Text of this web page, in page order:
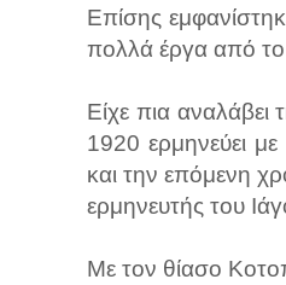
Επίσης
πολλά έργα από το
Είχε πια αναλάβει
1920 ερμηνεύει
και την επόμενη
ερμηνευτής του
Με τον θίασο